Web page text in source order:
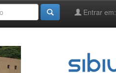
Entrar em: